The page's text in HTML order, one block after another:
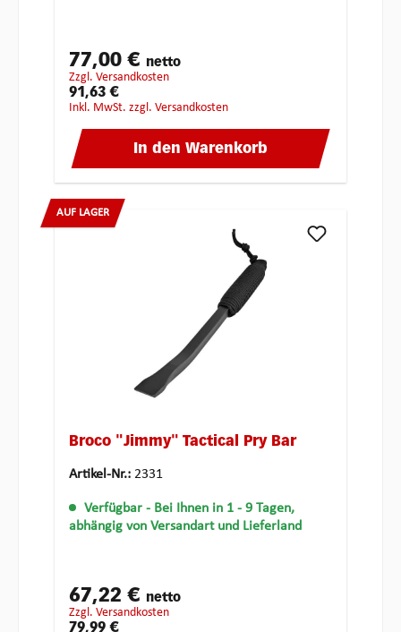
77,00 € netto
zzgl. Versandkosten
91,63 €
inkl. MwSt. zzgl. Versandkosten
In den Warenkorb
AUF LAGER
Broco "Jimmy" Tactical Pry Bar
Artikel-Nr.: 2331
Verfügbar - Bei Ihnen in 1 - 9 Tagen,
abhängig von Versandart und Lieferland
67,22 € netto
zzgl. Versandkosten
79,99 €